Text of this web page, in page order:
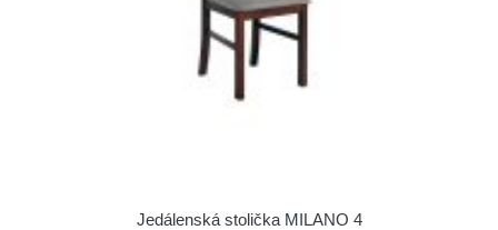
Jedálenská stolička MILANO 4